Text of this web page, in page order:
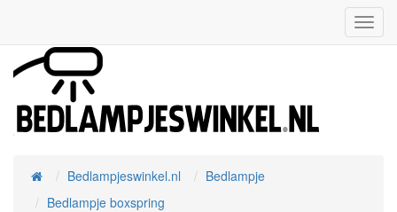
HomeBedlampjeswinkel.nl
Bedlampje
Bedlampje boxspring